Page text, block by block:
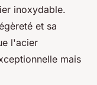
inoxydable.
et sa
l'acier
mais